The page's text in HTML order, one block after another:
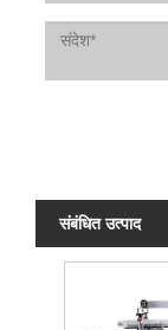
संबंधित उत्पाद